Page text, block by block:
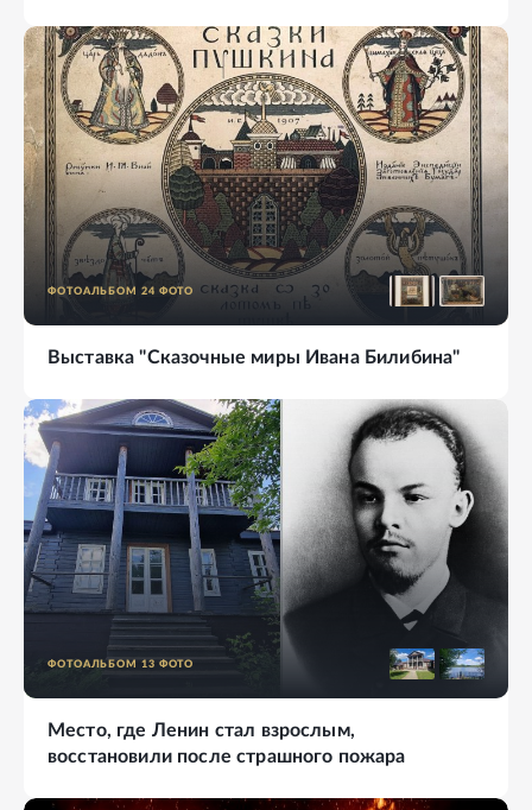
ФОТОАЛЬБОМ 24 ФОТО
Выставка "Сказочные миры Ивана Билибина"
ФОТОАЛЬБОМ 13 ФОТО
Место, где Ленин стал взрослым,
восстановили после страшного пожара